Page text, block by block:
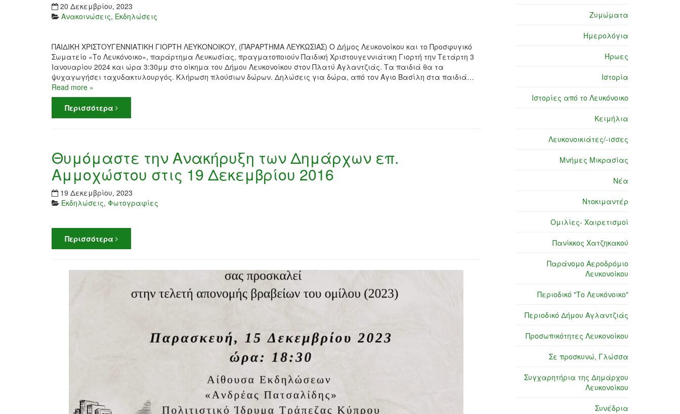
20 Δεκεμβρίου, 2023
Ανακοινώσεις, Εκδηλώσεις
ΠΑΙΔΙΚΗ ΧΡΙΣΤΟΥΓΕΝΝΙΑΤΙΚΗ ΓΙΟΡΤΗ ΛΕΥΚΟΝΟΙΚΟΥ, (ΠΑΡΑΡΤΗΜΑ ΛΕΥΚΩΣΙΑΣ) Ο Δήμος Λευκονοίκου και το Προσφυγικό
Σωματείο «Το Λευκόνοικο», παράρτημα Λευκωσίας, πραγματοποιούν Παιδική Χριστουγεννιάτικη Γιορτή την Τετάρτη 3
Ιανουαρίου 2024 και ώρα 3:30μμ στο οίκημα του Δήμου Λευκονοίκου στον Πλατύ Αγλαντζιάς. Τα παιδιά θα τα
ψυχαγωγήσει ταχυδακτυλουργός. Κλήρωση πλούσιων δώρων. Δηλώσεις για δώρα, από τον Άγιο Βασίλη στα παιδιά…
Read more »
Περισσότερα
Θυμόμαστε την Ανακήρυξη των Δημάρχων επ.
Αμμοχώστου στις 19 Δεκεμβρίου 2016
19 Δεκεμβρίου, 2023
Εκδηλώσεις, Φωτογραφίες
Περισσότερα
Ζυμώματα
Ημερολόγια
Ήρωες
Ιστορία
Ιστορίες από το Λευκόνοικο
Κειμήλια
Λευκονοικιάτες/-ισσες
Μνήμες Μικρασίας
Νέα
Ντοκιμαντέρ
Ομιλίες- Χαιρετισμοί
Πανίκκος Χατζηκακού
Παράνομο Αεροδρόμιο
Λευκονοίκου
Περιοδικό "Το Λευκόνοικο"
Περιοδικό Δήμου Αγλαντζιάς
Προσωπικότητες Λευκονοίκου
Σε προσκυνώ, Γλώσσα
Συγχαρητήρια της Δημάρχου
Λευκονοίκου
Συνέδρια